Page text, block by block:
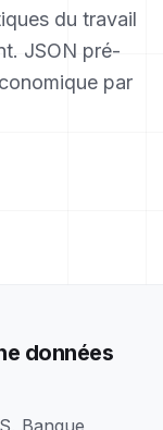
du travail
JSON pré-
par
données
Banque